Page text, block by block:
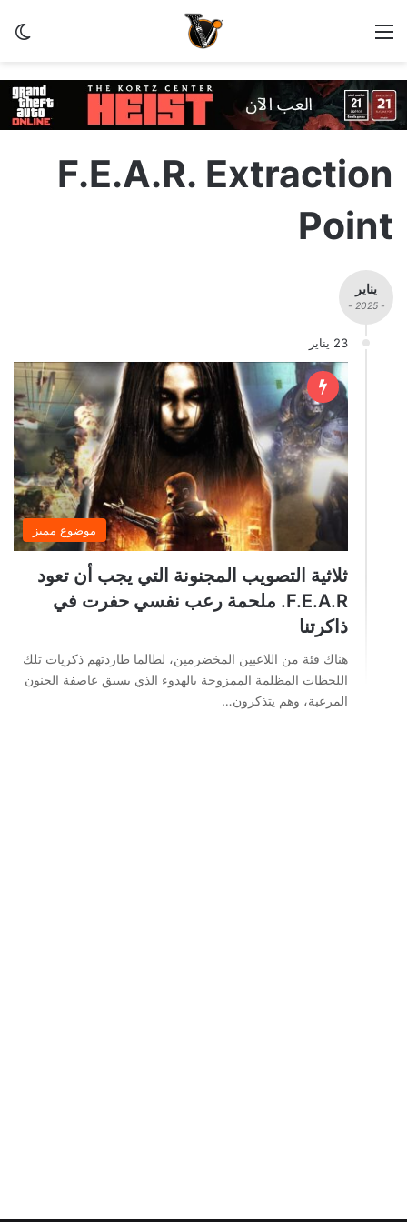
القائمة
F.E.A.R. Extraction
Point
يناير
- 2025 -
23 يناير
موضوع مميز
ثلاثية التصويب المجنونة التي يجب أن تعود
F.E.A.R. ملحمة رعب نفسي حفرت في
ذاكرتنا
هناك فئة من اللاعبين المخضرمين، لطالما طاردتهم ذكريات تلك
اللحظات المظلمة الممزوجة بالهدوء الذي يسبق عاصفة الجنون
المرعبة، وهم يتذكرون…